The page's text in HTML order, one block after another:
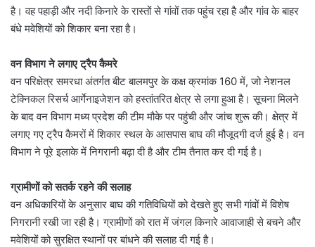
है। वह पहाड़ी और नदी किनारे के रास्तों से गांवों तक पहुंच रहा है और गांव के बाहर
बंधे मवेशियों को शिकार बना रहा है।
वन विभाग ने लगाए ट्रैप कैमरे
वन परिक्षेत्र समरधा अंतर्गत बीट बालमपुर के कक्ष क्रमांक 160 में, जो नेशनल
टेक्निकल रिसर्च आर्गेनाइजेशन को हस्तांतरित क्षेत्र से लगा हुआ है। सूचना मिलने
के बाद वन विभाग मध्य प्रदेश की टीम मौके पर पहुंची और जांच शुरू की। क्षेत्र में
लगाए गए ट्रैप कैमरों में शिकार स्थल के आसपास बाघ की मौजूदगी दर्ज हुई है। वन
विभाग ने पूरे इलाके में निगरानी बढ़ा दी है और टीम तैनात कर दी गई है।
ग्रामीणों को सतर्क रहने की सलाह
वन अधिकारियों के अनुसार बाघ की गतिविधियों को देखते हुए सभी गांवों में विशेष
निगरानी रखी जा रही है। ग्रामीणों को रात में जंगल किनारे आवाजाही से बचने और
मवेशियों को सुरक्षित स्थानों पर बांधने की सलाह दी गई है।